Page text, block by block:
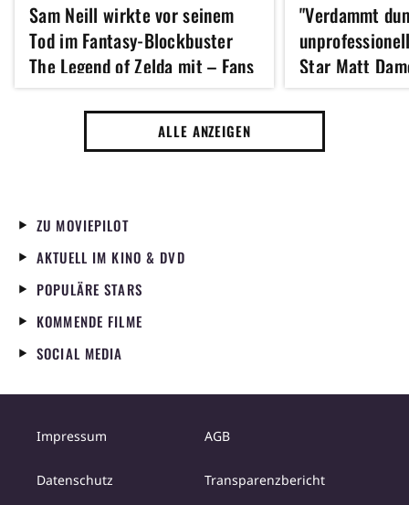
Sam Neill wirkte vor seinem
Tod im Fantasy-Blockbuster
The Legend of Zelda mit – Fans
ahnen, wen er gespielt haben
"Verdammt
Star Matt
diesen
gemacht zu
ALLE ANZEIGEN
ZU MOVIEPILOT
AKTUELL IM KINO & DVD
POPULÄRE STARS
KOMMENDE FILME
SOCIAL MEDIA
Impressum AGB
Datenschutz Transparenzbericht